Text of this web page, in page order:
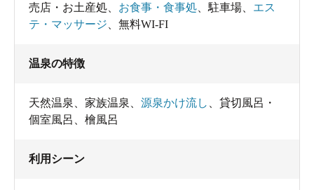
売店・お土産処 お食事・食事処 駐車場
エス
テ・マッサージ
無料WI-FI
温泉の特徴
天然温泉 家族温泉 源泉かけ流し
貸切風呂・
個室風呂
檜風呂
利用シーン